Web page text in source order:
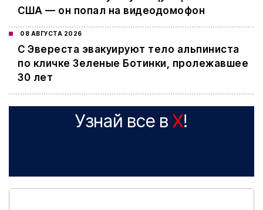
США — он попал на видеодомофон
08 АВГУСТА 2026
С Эвереста эвакуируют тело альпиниста
по кличке Зеленые Ботинки, пролежавшее
30 лет
Узнай все в X!